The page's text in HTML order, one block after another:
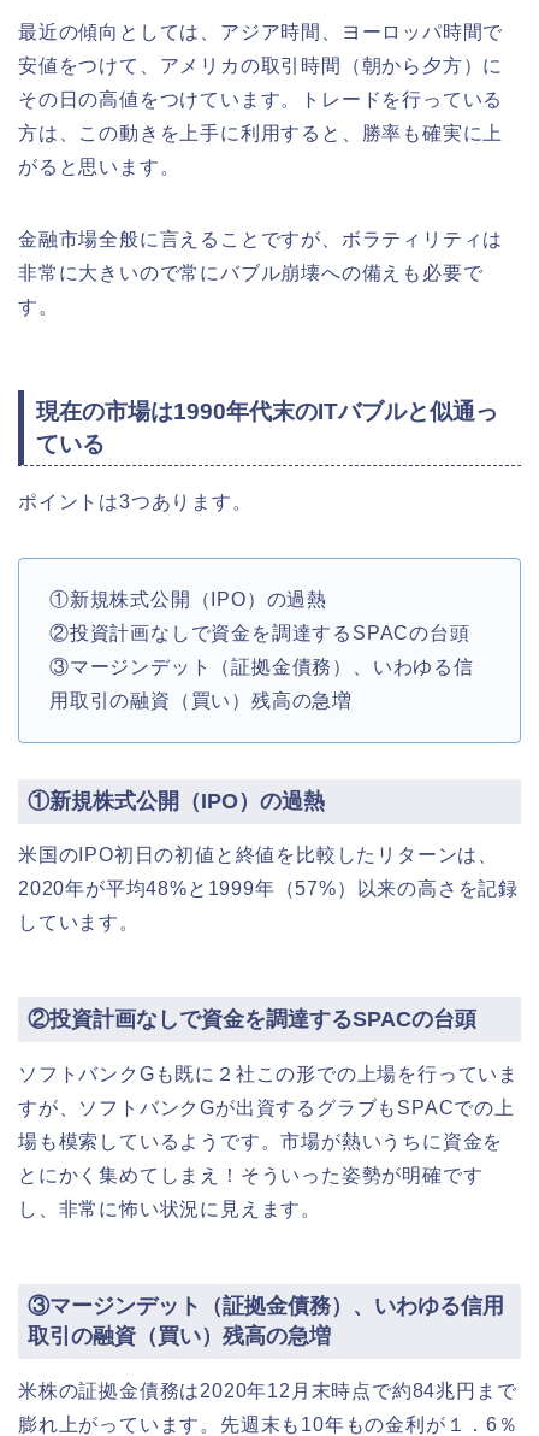
最近の傾向としては、アジア時間、ヨーロッパ時間で
安値をつけて、アメリカの取引時間（朝から夕方）に
その日の高値をつけています。トレードを行っている
方は、この動きを上手に利用すると、勝率も確実に上
がると思います。
金融市場全般に言えることですが、ボラティリティは
非常に大きいので常にバブル崩壊への備えも必要で
す。
現在の市場は1990年代末のITバブルと似通っ
ている
ポイントは3つあります。
①新規株式公開（IPO）の過熱
②投資計画なしで資金を調達するSPACの台頭
③マージンデット（証拠金債務）、いわゆる信
用取引の融資（買い）残高の急増
①新規株式公開（IPO）の過熱
米国のIPO初日の初値と終値を比較したリターンは、
2020年が平均48%と1999年（57%）以来の高さを記録
しています。
②投資計画なしで資金を調達するSPACの台頭
ソフトバンクGも既に２社この形での上場を行っていま
すが、ソフトバンクGが出資するグラブもSPACでの上
場も模索しているようです。市場が熱いうちに資金を
とにかく集めてしまえ！そういった姿勢が明確です
し、非常に怖い状況に見えます。
③マージンデット（証拠金債務）、いわゆる信用
取引の融資（買い）残高の急増
米株の証拠金債務は2020年12月末時点で約84兆円まで
膨れ上がっています。先週末も10年もの金利が１．6％